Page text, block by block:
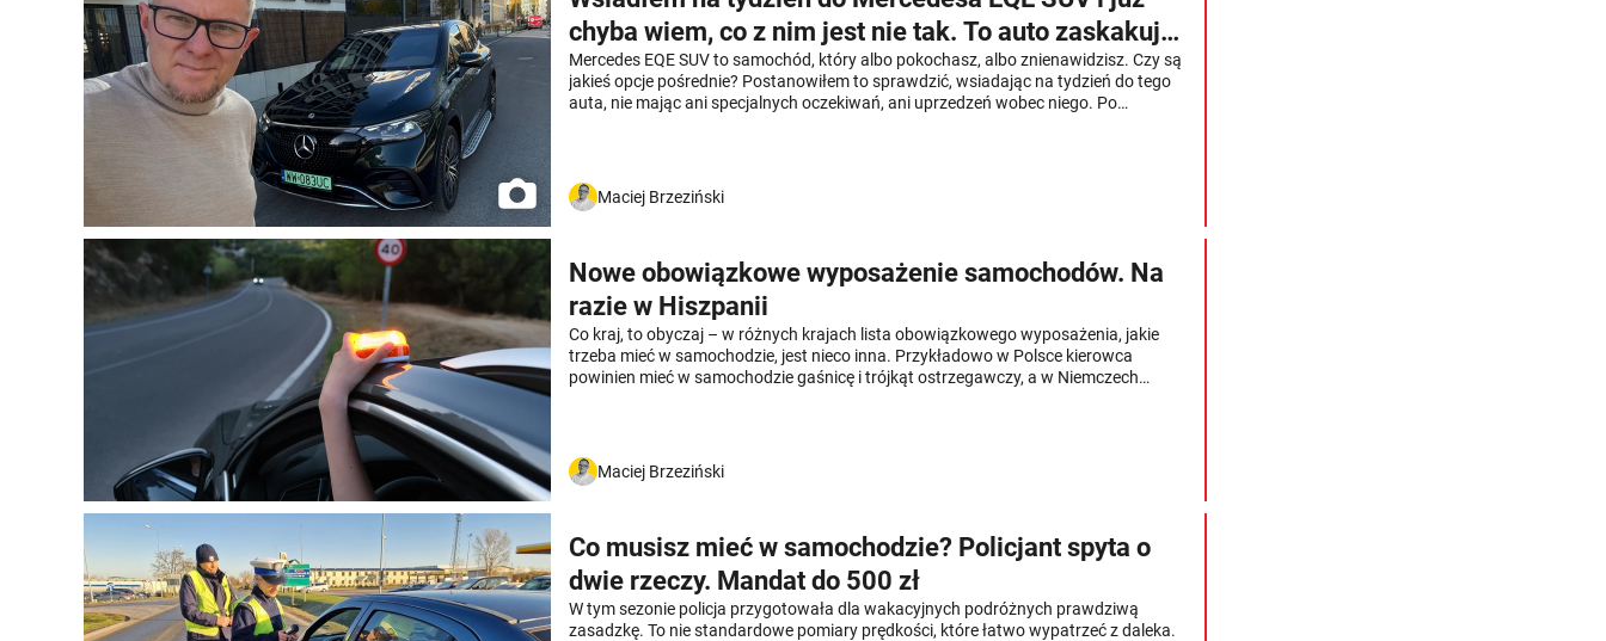
chyba wiem, co z nim jest nie tak. To auto zaskakuje
dwa razy
Mercedes EQE SUV to samochód, który albo pokochasz, albo znienawidzisz. Czy są
jakieś opcje pośrednie? Postanowiłem to sprawdzić, wsiadając na tydzień do tego
auta, nie mając ani specjalnych oczekiwań, ani uprzedzeń wobec niego. Po
Maciej Brzeziński
Nowe obowiązkowe wyposażenie samochodów. Na
razie w Hiszpanii
Co kraj, to obyczaj – w różnych krajach lista obowiązkowego wyposażenia, jakie
trzeba mieć w samochodzie, jest nieco inna. Przykładowo w Polsce kierowca
powinien mieć w samochodzie gaśnicę i trójkąt ostrzegawczy, a w Niemczech
wprowadza obowiązek posiadania w samochodzie specjalnego urządzenia, które
zastępuje trójkąt, jest Hiszpania. Można się spodziewać, że nowa "moda" dotrze i do
Maciej Brzeziński
Co musisz mieć w samochodzie? Policjant spyta o
dwie rzeczy. Mandat do 500 zł
W tym sezonie policja przygotowała dla wakacyjnych podróżnych prawdziwą
zasadzkę. To nie standardowe pomiary prędkości, które łatwo wypatrzeć z daleka.